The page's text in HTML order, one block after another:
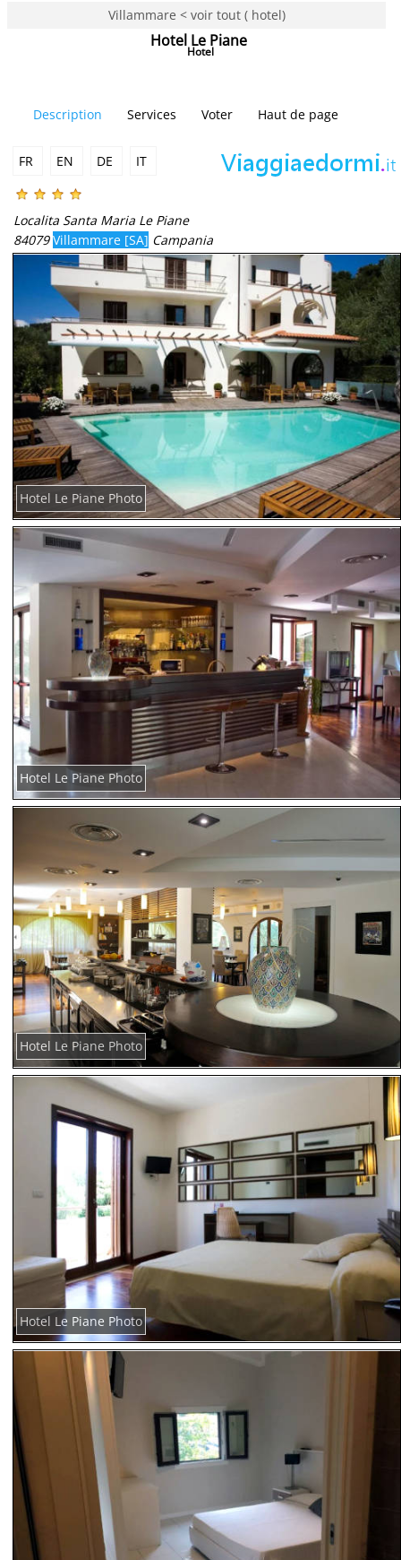
Villammare < voir tout ( hotel)
Hotel Le Piane
Hotel
Description Services Voter Haut de page
FR EN DE IT
Localita Santa Maria Le Piane
84079Villammare [SA] Campania
Hotel Le Piane Photo
Hotel Le Piane Photo
Hotel Le Piane Photo
Hotel Le Piane Photo